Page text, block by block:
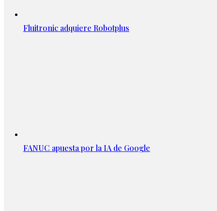
Fluitronic adquiere Robotplus
FANUC apuesta por la IA de Google